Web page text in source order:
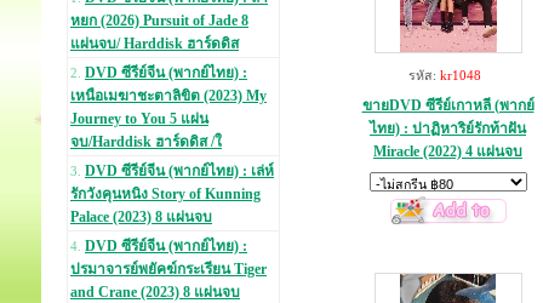
หยก (2026) Pursuit of Jade 8
แผ่นจบ/ Harddisk ฮาร์ดดิส
2. DVD ซีรีย์จีน (พากย์ไทย) :
เหนือเมฆาชะตาลิขิต (2023) My
Journey to You 5 แผ่น
จบ/Harddisk ฮาร์ดดิส /ใ
3. DVD ซีรีย์จีน (พากย์ไทย) : เล่ห์
รักวังคุนหนิง Story of Kunning
Palace (2023) 8 แผ่นจบ
4. DVD ซีรีย์จีน (พากย์ไทย) :
ปรมาจารย์พยัคฆ์กระเรียน Tiger
and Crane (2023) 8 แผ่นจบ
รหัส: kr1048
ขายDVD ซีรีย์เกาหลี (พากย์
ไทย) : ปาฏิหาริย์รักท้าฝัน
Miracle (2022) 4 แผ่นจบ